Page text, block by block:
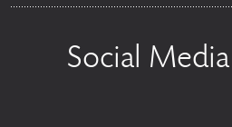
Social Media